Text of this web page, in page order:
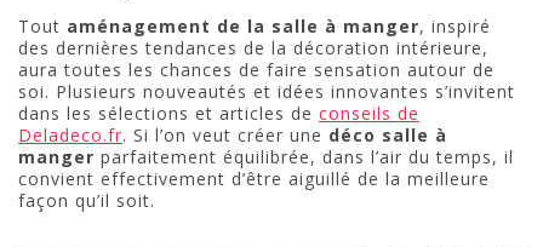
Tout aménagement de la salle à manger, inspiré
des dernières tendances de la décoration intérieure,
aura toutes les chances de faire sensation autour de
soi. Plusieurs nouveautés et idées innovantes s’invitent
dans les sélections et articles de conseils de
Deladeco.fr. Si l’on veut créer une déco salle à
manger parfaitement équilibrée, dans l’air du temps, il
convient effectivement d’être aiguillé de la meilleure
façon qu’il soit.